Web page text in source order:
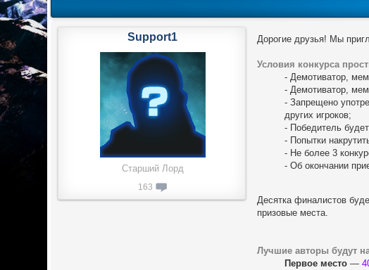
Дорогие друзья! Мы
Условия конкурса
- Демотиватор,
- Демотиватор,
- Запрещено
других игроков;
- Победитель
- Попытки
- Не более 3
- Об окончании
Десятка финалистов
призовые места.
Лучшие авторы будут
Первое место —
Support1
Старший Лорд
163